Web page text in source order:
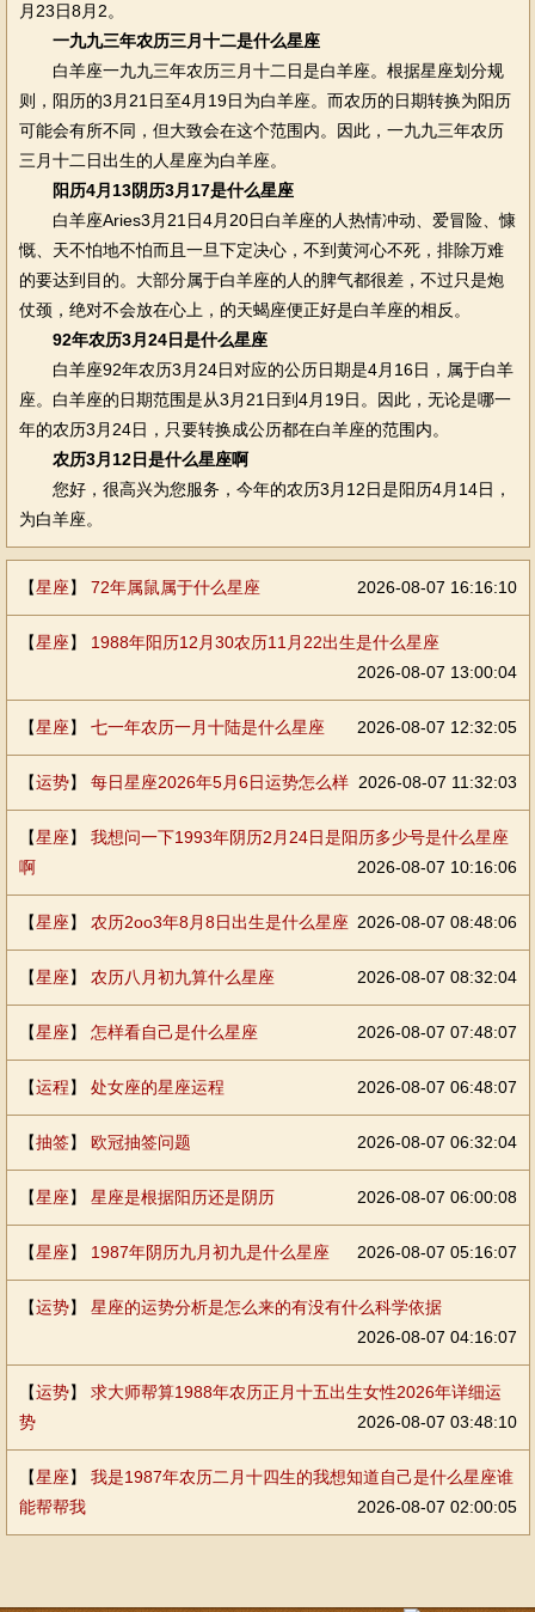
月23日8月2。
一九九三年农历三月十二是什么星座
白羊座一九九三年农历三月十二日是白羊座。根据星座划分规
则，阳历的3月21日至4月19日为白羊座。而农历的日期转换为阳历
可能会有所不同，但大致会在这个范围内。因此，一九九三年农历
三月十二日出生的人星座为白羊座。
阳历4月13阴历3月17是什么星座
白羊座Aries3月21日4月20日白羊座的人热情冲动、爱冒险、慷
慨、天不怕地不怕而且一旦下定决心，不到黄河心不死，排除万难
的要达到目的。大部分属于白羊座的人的脾气都很差，不过只是炮
仗颈，绝对不会放在心上，的天蝎座便正好是白羊座的相反。
92年农历3月24日是什么星座
白羊座92年农历3月24日对应的公历日期是4月16日，属于白羊
座。白羊座的日期范围是从3月21日到4月19日。因此，无论是哪一
年的农历3月24日，只要转换成公历都在白羊座的范围内。
农历3月12日是什么星座啊
您好，很高兴为您服务，今年的农历3月12日是阳历4月14日，
为白羊座。
【星座】 72年属鼠属于什么星座 2026-08-07 16:16:10
【星座】 1988年阳历12月30农历11月22出生是什么星座
2026-08-07 13:00:04
【星座】 七一年农历一月十陆是什么星座 2026-08-07 12:32:05
【运势】 每日星座2026年5月6日运势怎么样 2026-08-07 11:32:03
【星座】 我想问一下1993年阴历2月24日是阳历多少号是什么星座
啊
2026-08-07 10:16:06
【星座】 农历2oo3年8月8日出生是什么星座 2026-08-07 08:48:06
【星座】 农历八月初九算什么星座 2026-08-07 08:32:04
【星座】 怎样看自己是什么星座 2026-08-07 07:48:07
【运程】 处女座的星座运程 2026-08-07 06:48:07
【抽签】 欧冠抽签问题 2026-08-07 06:32:04
【星座】 星座是根据阳历还是阴历 2026-08-07 06:00:08
【星座】 1987年阴历九月初九是什么星座 2026-08-07 05:16:07
【运势】 星座的运势分析是怎么来的有没有什么科学依据
2026-08-07 04:16:07
【运势】 求大师帮算1988年农历正月十五出生女性2026年详细运
势
2026-08-07 03:48:10
【星座】 我是1987年农历二月十四生的我想知道自己是什么星座谁
能帮帮我
2026-08-07 02:00:05